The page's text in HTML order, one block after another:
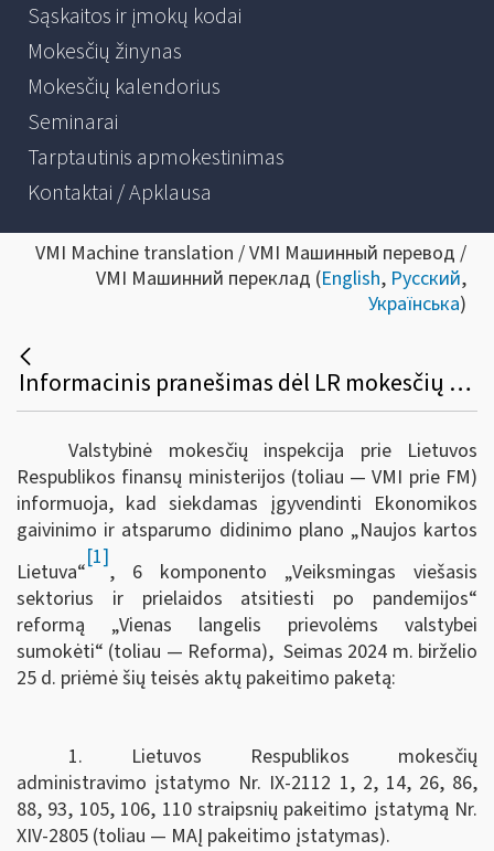
Sąskaitos ir įmokų kodai
Mokesčių žinynas
Mokesčių kalendorius
Seminarai
Tarptautinis apmokestinimas
Kontaktai / Apklausa
VMI Machine translation / VMI Машинный перевод /
VMI Машинний переклад (English, Русский,
Українська)
Informacinis pranešimas dėl LR mokesčių administravimo įstatymo ir kitų teisės aktų pakeitimo
Valstybinė mokesčių inspekcija prie Lietuvos
Respublikos finansų ministerijos (toliau — VMI prie FM)
informuoja, kad siekdamas įgyvendinti Ekonomikos
gaivinimo ir atsparumo didinimo plano „Naujos kartos
Lietuva“
[1]
, 6 komponento „Veiksmingas viešasis
sektorius ir prielaidos atsitiesti po pandemijos“
reformą „Vienas langelis prievolėms valstybei
sumokėti“ (toliau — Reforma), Seimas 2024 m. birželio
25 d. priėmė šių teisės aktų pakeitimo paketą:
1. Lietuvos Respublikos mokesčių
administravimo įstatymo Nr. IX-2112 1, 2, 14, 26, 86,
88, 93, 105, 106, 110 straipsnių pakeitimo įstatymą Nr.
XIV-2805 (toliau — MAĮ pakeitimo įstatymas).